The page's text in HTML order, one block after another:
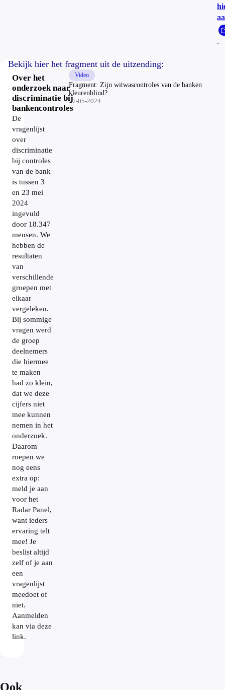
.
Over het
onderzoek naar
discriminatie bij
bankencontroles
De
vragenlijst
over
discriminatie
bij controles
van de bank
is tussen 3
en 23 mei
2024
ingevuld
door 18.347
mensen. We
hebben de
resultaten
van
verschillende
groepen met
elkaar
vergeleken.
Bij sommige
vragen werd
de groep
deelnemers
die hiermee
te maken
had zo klein,
dat we deze
cijfers niet
mee kunnen
nemen in het
onderzoek.
Daarom
roepen we
nog eens
extra op:
meld je aan
voor het
Radar Panel,
want ieders
ervaring telt
mee! Je
beslist altijd
zelf of je aan
een
vragenlijst
meedoet of
niet.
Aanmelden
kan via deze
link.
Bekijk hier het fragment uit de uitzending:
Video
Fragment: Zijn witwascontroles van de banken
kleurenblind?
27-05-2024
Ook